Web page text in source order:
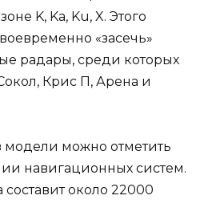
K, Ka, Ku, X. Этого
«засечь»
радары, среди которых
Крис П, Арена и
модели можно отметить
навигационных систем.
около 22000